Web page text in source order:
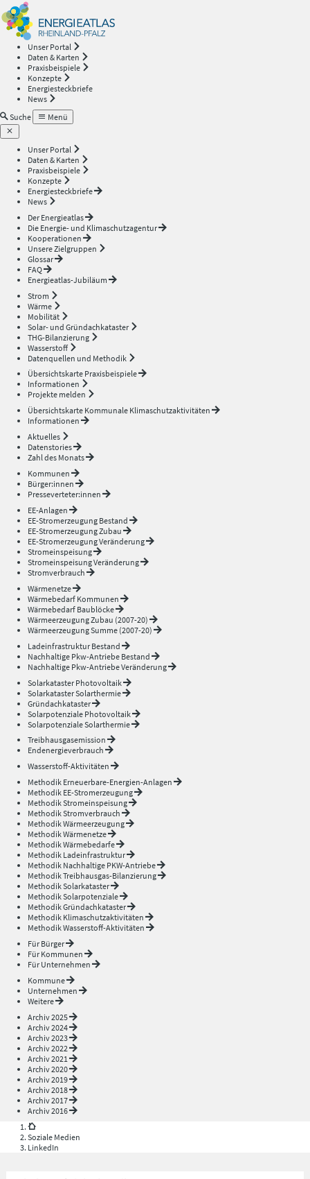
Unser Portal
Daten & Karten
Praxisbeispiele
Konzepte
Energiesteckbriefe
News
Suche
Menü
Unser Portal
Daten & Karten
Praxisbeispiele
Konzepte
Energiesteckbriefe
News
Der Energieatlas
Die Energie- und Klimaschutzagentur
Kooperationen
Unsere Zielgruppen
Glossar
FAQ
Energieatlas-Jubiläum
Strom
Wärme
Mobilität
Solar- und Gründachkataster
THG-Bilanzierung
Wasserstoff
Datenquellen und Methodik
Übersichtskarte Praxisbeispiele
Informationen
Projekte melden
Übersichtskarte Kommunale Klimaschutzaktivitäten
Informationen
Aktuelles
Datenstories
Zahl des Monats
Kommunen
Bürger:innen
Presseverteter:innen
EE-Anlagen
EE-Stromerzeugung Bestand
EE-Stromerzeugung Zubau
EE-Stromerzeugung Veränderung
Stromeinspeisung
Stromeinspeisung Veränderung
Stromverbrauch
Wärmenetze
Wärmebedarf Kommunen
Wärmebedarf Baublöcke
Wärmeerzeugung Zubau (2007-20)
Wärmeerzeugung Summe (2007-20)
Ladeinfrastruktur Bestand
Nachhaltige Pkw-Antriebe Bestand
Nachhaltige Pkw-Antriebe Veränderung
Solarkataster Photovoltaik
Solarkataster Solarthermie
Gründachkataster
Solarpotenziale Photovoltaik
Solarpotenziale Solarthermie
Treibhausgasemission
Endenergieverbrauch
Wasserstoff-Aktivitäten
Methodik Erneuerbare-Energien-Anlagen
Methodik EE-Stromerzeugung
Methodik Stromeinspeisung
Methodik Stromverbrauch
Methodik Wärmeerzeugung
Methodik Wärmenetze
Methodik Wärmebedarfe
Methodik Ladeinfrastruktur
Methodik Nachhaltige PKW-Antriebe
Methodik Treibhausgas-Bilanzierung
Methodik Solarkataster
Methodik Solarpotenziale
Methodik Gründachkataster
Methodik Klimaschutzaktivitäten
Methodik Wasserstoff-Aktivitäten
Für Bürger
Für Kommunen
Für Unternehmen
Kommune
Unternehmen
Weitere
Archiv 2025
Archiv 2024
Archiv 2023
Archiv 2022
Archiv 2021
Archiv 2020
Archiv 2019
Archiv 2018
Archiv 2017
Archiv 2016
Soziale Medien
LinkedIn